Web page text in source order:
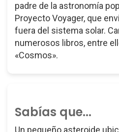
padre de la astronomía
Proyecto Voyager, que
fuera del sistema solar.
numerosos libros, entre
«Cosmos».
Sabías que...
Un pequeño asteroide